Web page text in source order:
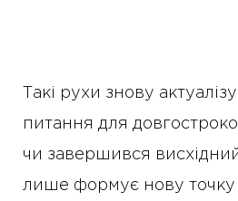
Такі рухи знову
питання для
чи завершився
лише формує нову точку